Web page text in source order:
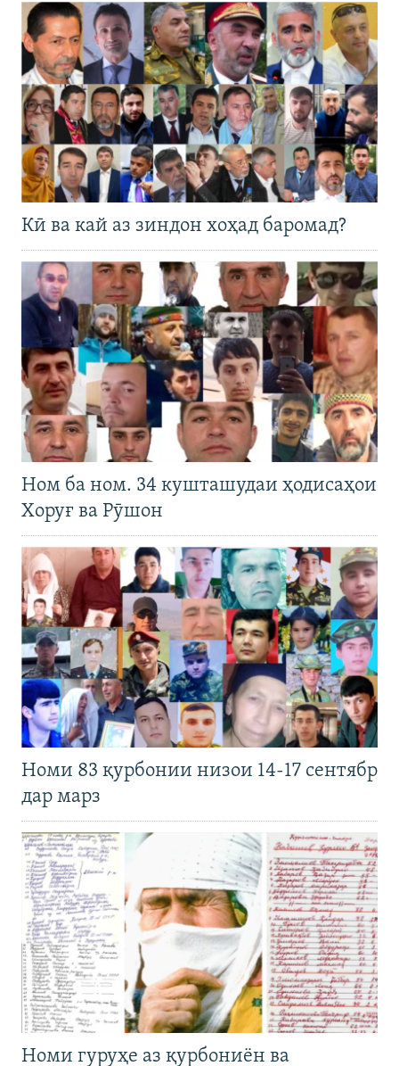
Кӣ ва кай аз зиндон хоҳад баромад?
Ном ба ном. 34 кушташудаи ҳодисаҳои
Хоруғ ва Рӯшон
Номи 83 қурбонии низои 14-17 сентябр
дар марз
Номи гуруҳе аз қурбониён ва